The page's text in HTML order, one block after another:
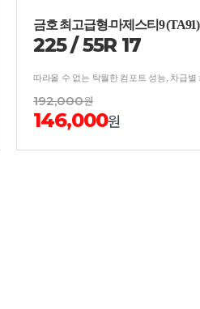
금호 최고급형-마제스티9 (TA91)
225/55R 17
192,000원
146,000원